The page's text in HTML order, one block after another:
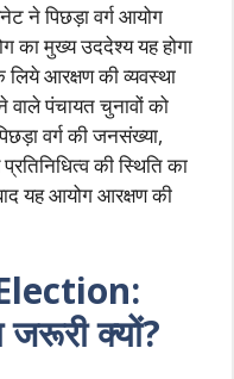
ने पिछड़ा वर्ग आयोग
का मुख्य उददेश्य यह होगा
लिये आरक्षण की व्यवस्था
पंचायत चुनावों को
वर्ग की जनसंख्या,
की स्थिति का
यह आयोग आरक्षण की
क्यों?